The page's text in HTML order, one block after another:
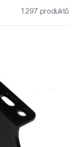
1 297 produktů